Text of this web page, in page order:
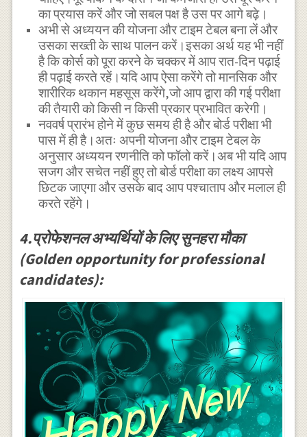
का प्रयास करें और जो सबल पक्ष है उस पर आगे बढ़े।
अभी से अध्ययन की योजना और टाइम टेबल बना लें और
उसका सख्ती के साथ पालन करें।इसका अर्थ यह भी नहीं
है कि कोर्स को पूरा करने के चक्कर में आप रात-दिन पढ़ाई
ही पढ़ाई करते रहें।यदि आप ऐसा करेंगे तो मानसिक और
शारीरिक थकान महसूस करेंगे,जो आप द्वारा की गई परीक्षा
की तैयारी को किसी न किसी प्रकार प्रभावित करेगी।
नववर्ष प्रारंभ होने में कुछ समय ही है और बोर्ड परीक्षा भी
पास में ही है।अतः अपनी योजना और टाइम टेबल के
अनुसार अध्ययन रणनीति को फॉलो करें।अब भी यदि आप
सजग और सचेत नहीं हुए तो बोर्ड परीक्षा का लक्ष्य आपसे
छिटक जाएगा और उसके बाद आप पश्चाताप और मलाल ही
करते रहेंगे।
4.प्रोफेशनल अभ्यर्थियों के लिए सुनहरा मौका
(Golden opportunity for professional
candidates):